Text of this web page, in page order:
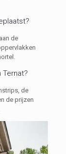
de
Ternat?
de
de prijzen